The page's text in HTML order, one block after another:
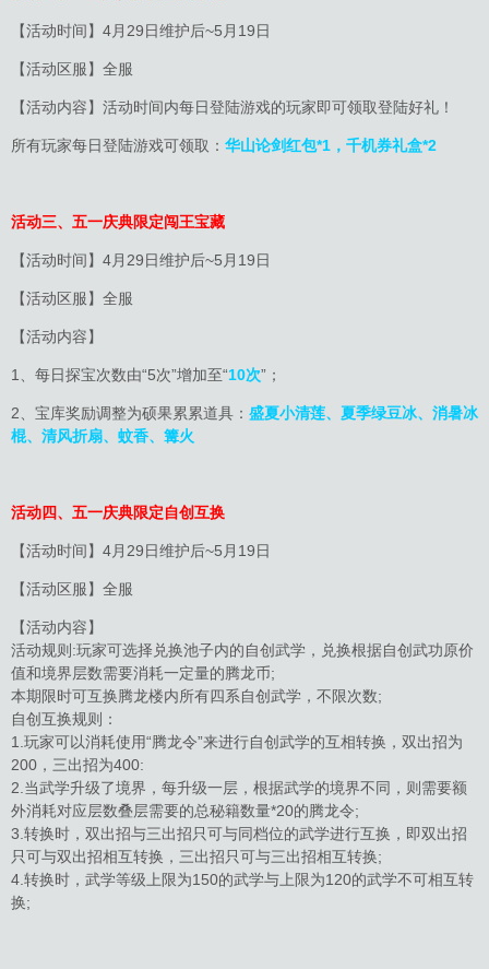
【活动时间】4月29日维护后~5月19日
【活动区服】全服
【活动内容】活动时间内每日登陆游戏的玩家即可领取登陆好礼！
所有玩家每日登陆游戏可领取： 华山论剑红包*1，千机券礼盒*2
活动三、五一庆典限定闯王宝藏
【活动时间】4月29日维护后~5月19日
【活动区服】全服
【活动内容】
1、每日探宝次数由“5次”增加至“10次”；
2、宝库奖励调整为硕果累累道具： 盛夏小清莲、夏季绿豆冰、消暑冰
棍、清风折扇、蚊香、篝火
活动四、五一庆典限定自创互换
【活动时间】4月29日维护后~5月19日
【活动区服】全服
【活动内容】
活动规则:玩家可选择兑换池子内的自创武学，兑换根据自创武功原价
值和境界层数需要消耗一定量的腾龙币;
本期限时可互换腾龙楼内所有四系自创武学，不限次数;
自创互换规则：
1.玩家可以消耗使用“腾龙令”来进行自创武学的互相转换，双出招为
200，三出招为400:
2.当武学升级了境界，每升级一层，根据武学的境界不同，则需要额
外消耗对应层数叠层需要的总秘籍数量*20的腾龙令;
3.转换时，双出招与三出招只可与同档位的武学进行互换，即双出招
只可与双出招相互转换，三出招只可与三出招相互转换;
4.转换时，武学等级上限为150的武学与上限为120的武学不可相互转
换;